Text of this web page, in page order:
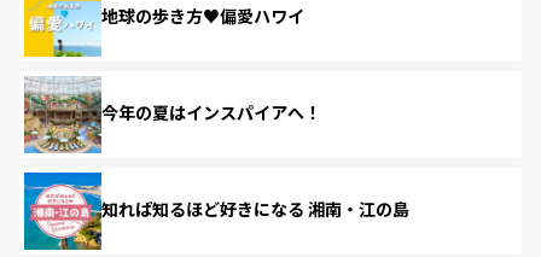
地球の歩き方♥偏愛ハワイ
今年の夏はインスパイアへ！
知れば知るほど好きになる 湘南・江の島